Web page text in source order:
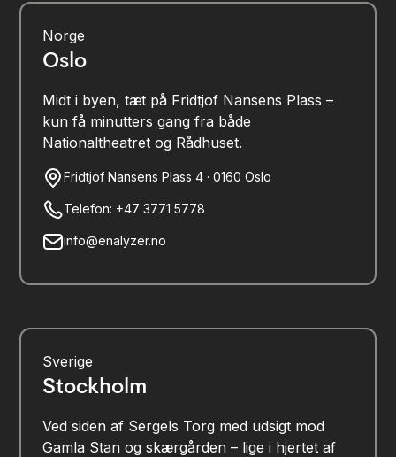
Norge
Oslo
Midt i byen, tæt på Fridtjof Nansens Plass –
kun få minutters gang fra både
Nationaltheatret og Rådhuset.
Fridtjof Nansens Plass 4 · 0160 Oslo
Telefon: +47 3771 5778
info@enalyzer.no
Sverige
Stockholm
Ved siden af Sergels Torg med udsigt mod
Gamla Stan og skærgården – lige i hjertet af